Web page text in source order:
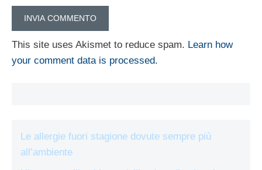
This site uses Akismet to reduce spam. Learn how
your comment data is processed.
Le allergie fuori stagione dovute sempre più
all’ambiente